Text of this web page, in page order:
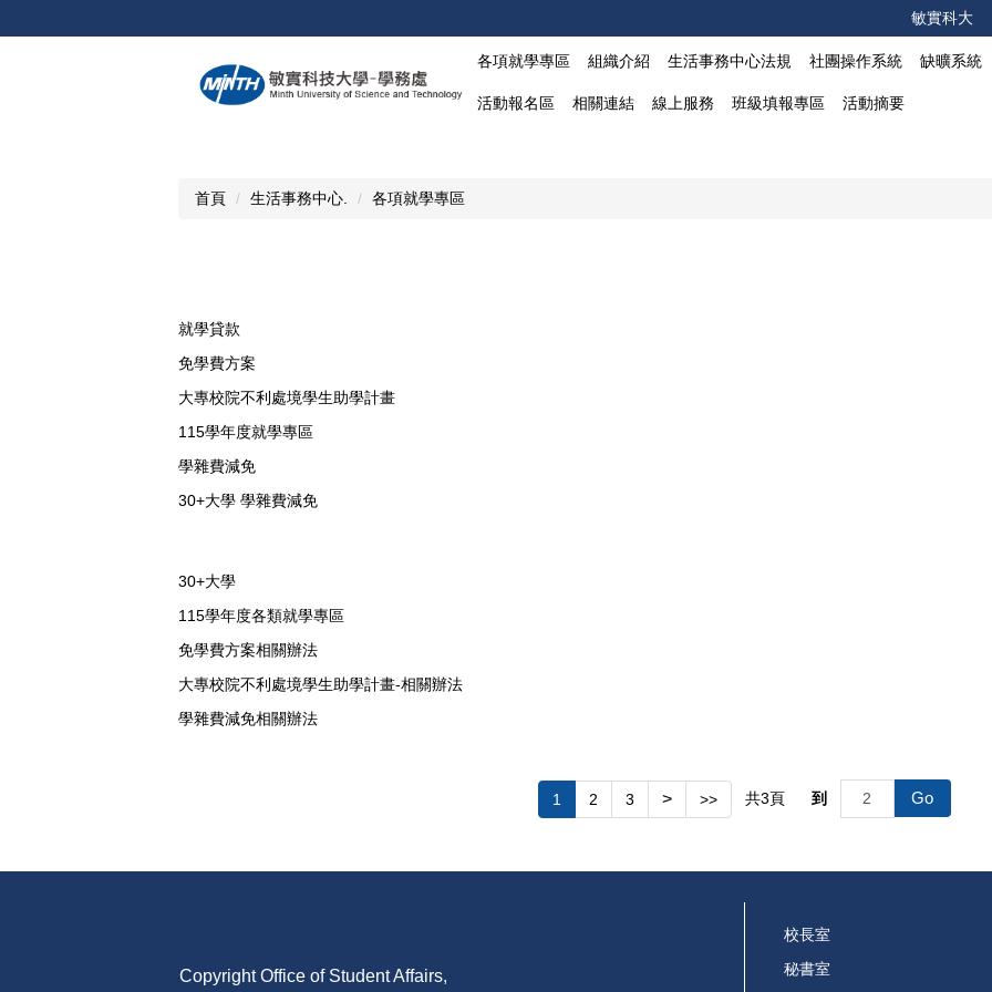
到
敏實科大
各項就學專區 組織介紹 生活事務中心法規 社團操作系統 缺曠系統
活動報名區 相關連結 線上服務 班級填報專區 活動摘要
首頁 生活事務中心. 各項就學專區
就學貸款
免學費方案
大專校院不利處境學生助學計畫
115學年度就學專區
學雜費減免
30+大學 學雜費減免
30+大學
115學年度各類就學專區
免學費方案相關辦法
大專校院不利處境學生助學計畫-相關辦法
學雜費減免相關辦法
1 2 3 > >> 共3頁 到 Go
Copyright Office of Student Affairs,
校長室
秘書室